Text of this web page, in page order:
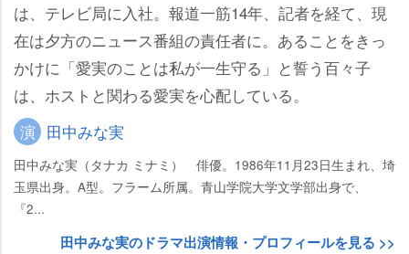
は、テレビ局に入社。報道一筋14年、記者を経て、現
在は夕方のニュース番組の責任者に。あることをきっ
かけに「愛実のことは私が一生守る」と誓う百々子
は、ホストと関わる愛実を心配している。
演 田中みな実
田中みな実（タナカ ミナミ） 俳優。1986年11月23日生まれ、埼
玉県出身。A型。フラーム所属。青山学院大学文学部出身で、
『2...
田中みな実のドラマ出演情報・プロフィールを見る >>